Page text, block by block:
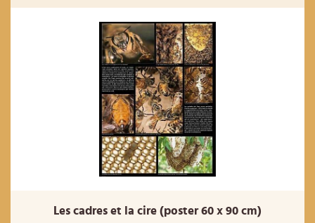
Les cadres et la cire (poster 60 x 90 cm)